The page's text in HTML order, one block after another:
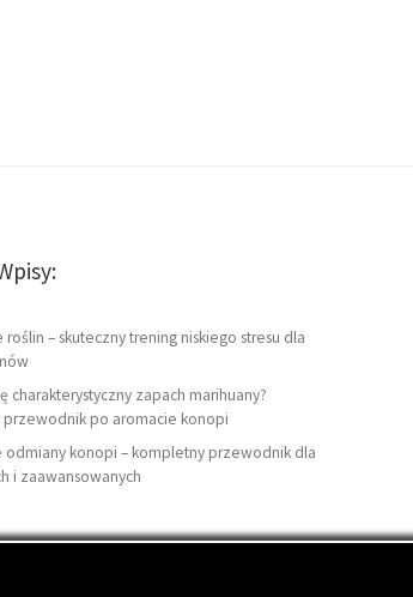
roślin – skuteczny trening niskiego stresu dla
charakterystyczny zapach marihuany?
przewodnik po aromacie konopi
odmiany konopi – kompletny przewodnik dla
i zaawansowanych